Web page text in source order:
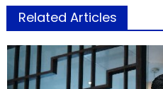
Related Articles